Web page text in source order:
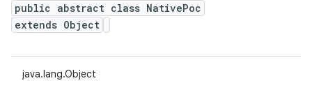
public abstract class NativePoc
extends Object
java.lang.Object